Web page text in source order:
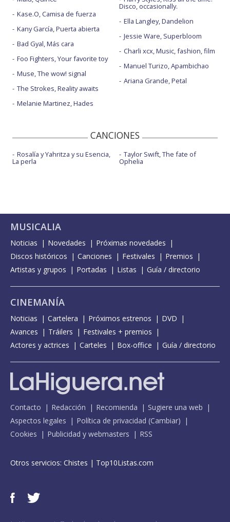
Kase.O, Camisa de fuerza
Kany García, Puerta abierta
Bad Gyal, Más cara
Foo Fighters, Your favorite toy
Muse, The wow! signal
The Strokes, Reality awaits
Melanie Martinez, Hades
Disco, occasionally.
Ella Langley, Dandelion
Jessie Ware, Superbloom
Charli xcx, Music, fashion, film
Manuel Turizo, Apambichao
Ariana Grande, Petal
CANCIONES
Rosalía y Yahritza y su Esencia,
La perla
Taylor Swift, The fate of
Ophelia
MUSICALIA
Noticias Novedades
Próximas novedades
Discos históricos
Canciones Festivales
Premios
Artistas y grupos
Portadas Listas Guía / directorio
CINEMANÍA
Noticias Cartelera Próximos estrenos
DVD
Avances
Tráilers
Festivales + premios
Actores y actrices
Carteles Box-office Guía / directorio
Contacto Redacción Recomienda
Sugiere una web
Aspectos legales
Política de privacidad (Cambiar)
Cookies
Publicidad y webmasters RSS
Otros servicios: Chistes | Top10Listas.com